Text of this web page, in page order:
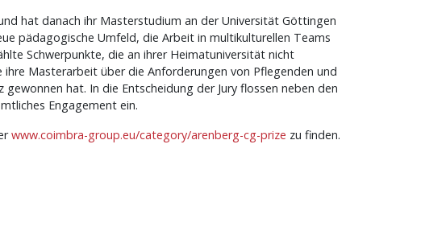
hat danach ihr Masterstudium an der Universität Göttingen
pädagogische Umfeld, die Arbeit in multikulturellen Teams
Schwerpunkte, die an ihrer Heimatuniversität nicht
Masterarbeit über die Anforderungen von Pflegenden und
hat. In die Entscheidung der Jury flossen neben den
Engagement ein.
www.coimbra-group.eu/category/arenberg-cg-prize zu finden.